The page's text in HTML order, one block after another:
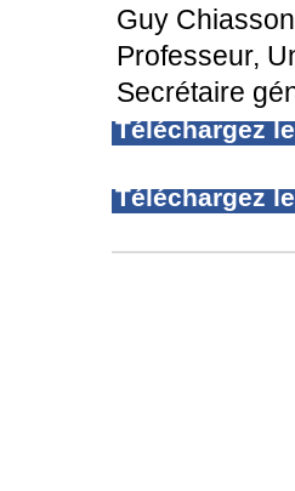
Guy Chiasson
Professeur,
Secrétaire
Téléchargez
Téléchargez